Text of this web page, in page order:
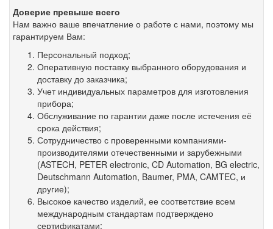
Доверие превыше всего
Нам важно ваше впечатление о работе с нами, поэтому мы
гарантируем Вам:
Персональный подход;
Оперативную поставку выбранного оборудования и
доставку до заказчика;
Учет индивидуальных параметров для изготовления
прибора;
Обслуживание по гарантии даже после истечения её
срока действия;
Сотрудничество с проверенными компаниями-
производителями отечественными и зарубежными
(ASTECH, PETER electronic, CD Automation, BG electric,
Deutschmann Automation, Baumer, PMA, CAMTEC, и
другие);
Высокое качество изделий, ее соответствие всем
международным стандартам подтверждено
сертификатами;